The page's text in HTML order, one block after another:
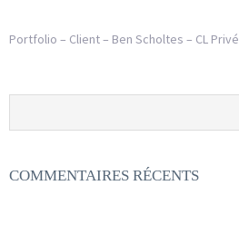
Portfolio – Client – Ben Scholtes – CL Privé
COMMENTAIRES RÉCENTS